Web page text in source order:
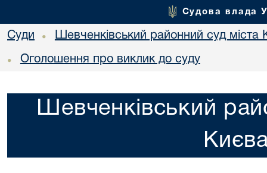
Судова влада
Суди • Шевченківський районний суд міста
• Оголошення про виклик до суду
Шевченківський